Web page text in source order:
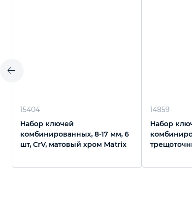
15404
Набор ключей
комбинированных, 8-17 мм, 6
шт, CrV, матовый хром Matrix
14859
Набор
Gross